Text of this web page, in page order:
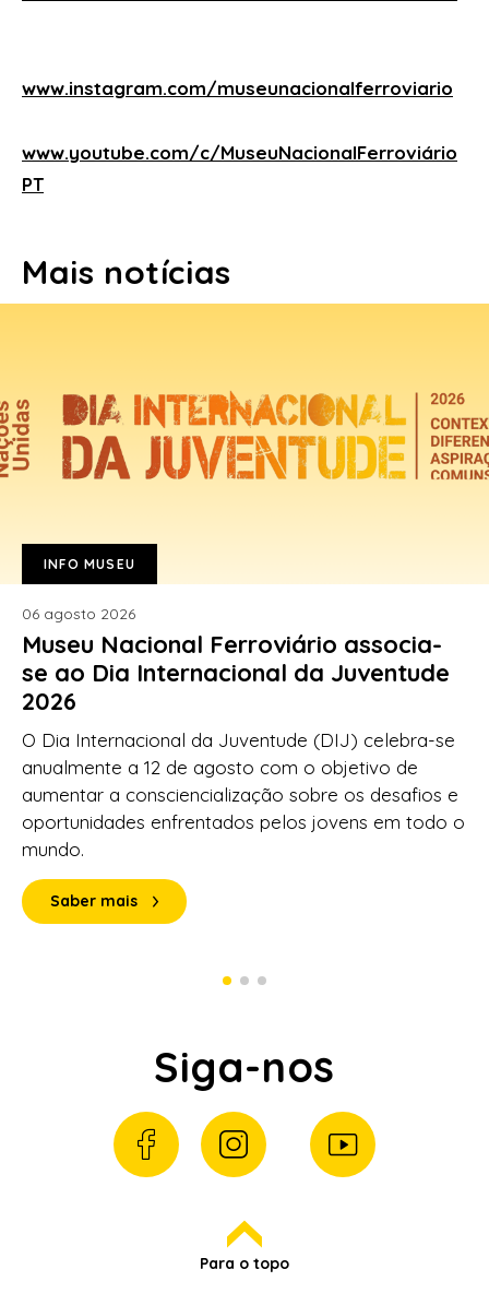
www.instagram.com/museunacionalferroviario
www.youtube.com/c/MuseuNacionalFerroviário
PT
Mais notícias
INFO MUSEU
06 agosto 2026
Museu Nacional Ferroviário associa-
se ao Dia Internacional da Juventude
2026
O Dia Internacional da Juventude (DIJ) celebra-se
anualmente a 12 de agosto com o objetivo de
aumentar a consciencialização sobre os desafios e
oportunidades enfrentados pelos jovens em todo o
mundo.
Saber mais
Siga-nos
Para o topo